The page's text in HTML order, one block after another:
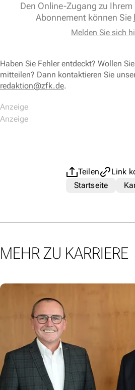
Den Online-Zugang zu
Abonnement können Sie
Melden Sie sich
Haben Sie Fehler entdeckt? Wollen
mitteilen? Dann kontaktieren Sie
redaktion@zfk.de.
Teilen
Link
Startseite
MEHR ZU KARRIERE